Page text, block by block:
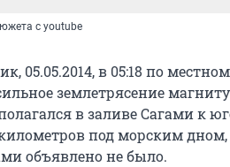
с youtube
05.05.2014, в 05:18 по
землетрясение
в заливе Сагами к
под морским
объявлено не было.